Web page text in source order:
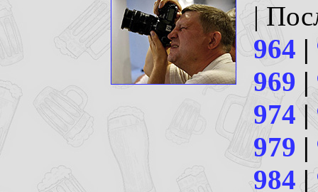
|
964 |
969 |
974|
979 |
984 |